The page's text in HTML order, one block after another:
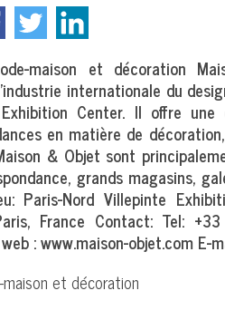
maison et décoration
internationale du
Center. Il offre
en matière de
& Objet sont
grands magasins,
Paris-Nord Villepinte
France Contact: Tel:
: www.maison-objet.com E-
et décoration